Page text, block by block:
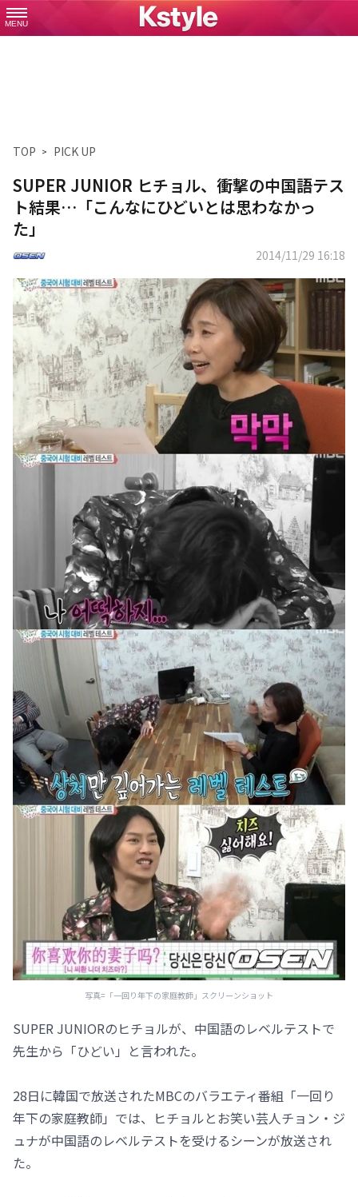
MENU
TOP PICK UP
SUPER JUNIOR ヒチョル、衝撃の中国語テス
ト結果…「こんなにひどいとは思わなかっ
た」
2014/11/29 16:18
写真=「一回り年下の家庭教師」スクリーンショット
SUPER JUNIORのヒチョルが、中国語のレベルテストで
先生から「ひどい」と言われた。
28日に韓国で放送されたMBCのバラエティ番組「一回り
年下の家庭教師」では、ヒチョルとお笑い芸人チョン・ジ
ュナが中国語のレベルテストを受けるシーンが放送され
た。